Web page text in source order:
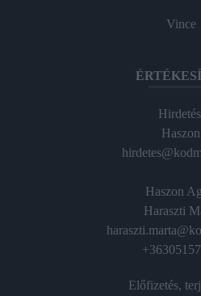
Vince
Haszon
Haszon
Haraszti
Előfizetés,